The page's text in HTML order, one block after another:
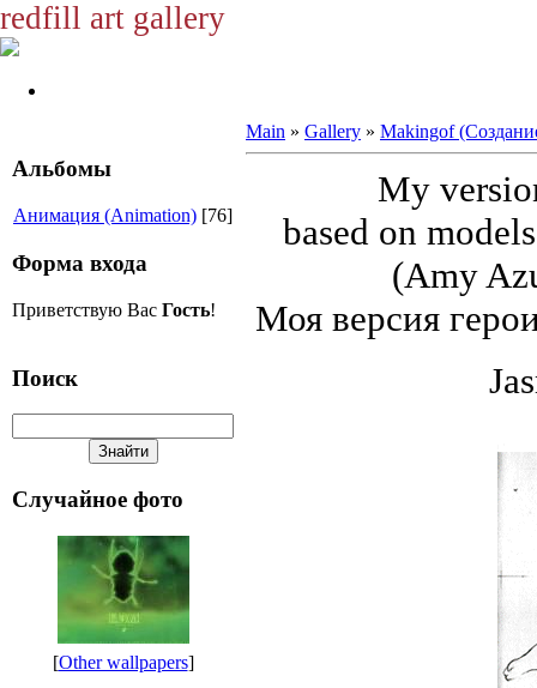
redfill art gallery
Альбомы
Анимация (Animation) [76]
Форма входа
Приветствую Вас Гость!
Поиск
Случайное фото
[Other wallpapers]
Main » Gallery » Makingof
My
based on
(Amy
Моя версия